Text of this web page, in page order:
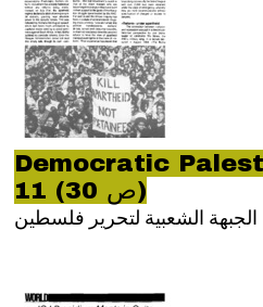
Democratic
11 (ص 30)
الجبهة الشعبية لتحرير فلسطين